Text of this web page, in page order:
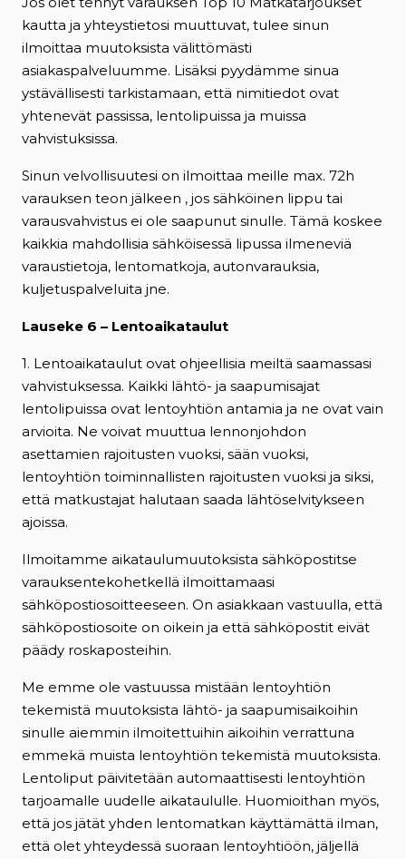
kautta ja yhteystietosi muuttuvat, tulee sinun
ilmoittaa muutoksista välittömästi
asiakaspalveluumme. Lisäksi pyydämme sinua
ystävällisesti tarkistamaan, että nimitiedot ovat
yhtenevät passissa, lentolipuissa ja muissa
vahvistuksissa.
Sinun velvollisuutesi on ilmoittaa meille max. 72h
varauksen teon jälkeen , jos sähköinen lippu tai
varausvahvistus ei ole saapunut sinulle. Tämä koskee
kaikkia mahdollisia sähköisessä lipussa ilmeneviä
varaustietoja, lentomatkoja, autonvarauksia,
kuljetuspalveluita jne.
Lauseke 6 – Lentoaikataulut
1. Lentoaikataulut ovat ohjeellisia meiltä saamassasi
vahvistuksessa. Kaikki lähtö- ja saapumisajat
lentolipuissa ovat lentoyhtiön antamia ja ne ovat vain
arvioita. Ne voivat muuttua lennonjohdon
asettamien rajoitusten vuoksi, sään vuoksi,
lentoyhtiön toiminnallisten rajoitusten vuoksi ja siksi,
että matkustajat halutaan saada lähtöselvitykseen
ajoissa.
Ilmoitamme aikataulumuutoksista sähköpostitse
varauksentekohetkellä ilmoittamaasi
sähköpostiosoitteeseen. On asiakkaan vastuulla, että
sähköpostiosoite on oikein ja että sähköpostit eivät
päädy roskaposteihin.
Me emme ole vastuussa mistään lentoyhtiön
tekemistä muutoksista lähtö- ja saapumisaikoihin
sinulle aiemmin ilmoitettuihin aikoihin verrattuna
emmekä muista lentoyhtiön tekemistä muutoksista.
Lentoliput päivitetään automaattisesti lentoyhtiön
tarjoamalle uudelle aikataululle. Huomioithan myös,
että jos jätät yhden lentomatkan käyttämättä ilman,
että olet yhteydessä suoraan lentoyhtiöön, jäljellä